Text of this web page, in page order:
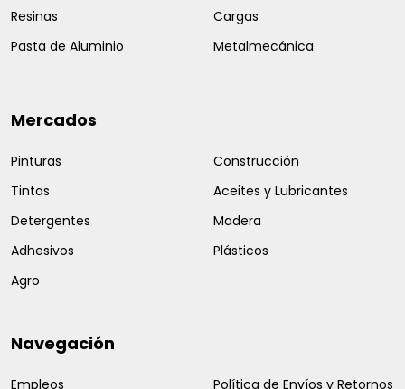
Resinas
Pasta de Aluminio
Cargas
Metalmecánica
Mercados
Pinturas
Tintas
Detergentes
Adhesivos
Agro
Construcción
Aceites y Lubricantes
Madera
Plásticos
Navegación
Empleos Política de Envíos y Retornos